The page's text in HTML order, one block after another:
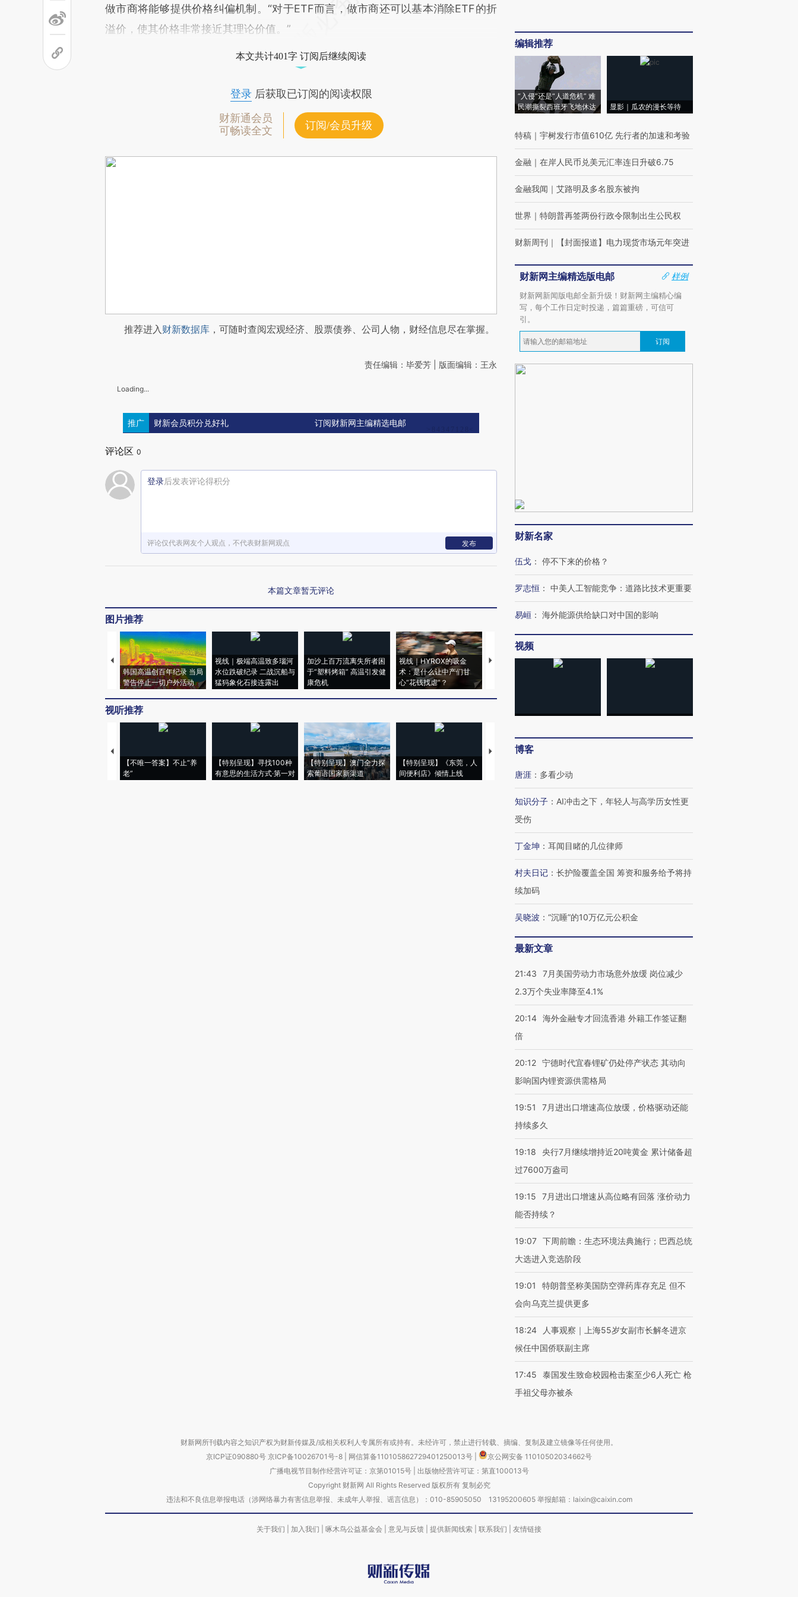
做市商将能够提供价格纠偏机制。“对于ETF而言，做市商还可以基本消除ETF的折
溢价，使其价格非常接近其理论价值。”
本文共计401字 订阅后继续阅读
登录后获取已订阅的阅读权限
财新通会员
可畅读全文
订阅/会员升级
推荐进入财新数据库 ，可随时查阅宏观经济、股票债券、公司人物，财经信息尽在掌握。
责任编辑：毕爱芳 | 版面编辑：王永
Loading...
推广 财新会员积分兑好礼 订阅财新网主编精选电邮
评论区 0
登录后发表评论得积分
评论仅代表网友个人观点，不代表财新网观点 发布
本篇文章暂无评论
图片推荐
韩国高温创百年纪录 当局
警告停止一切户外活动
视线｜极端高温致多瑙河
水位跌破纪录 二战沉船与
猛犸象化石接连露出
加沙上百万流离失所者困
于“塑料烤箱” 高温引发健
康危机
视线｜HYROX的吸金
术：是什么让中产们甘
心“花钱找虐”？
马航飞行员跨国走私7万
视线｜被称为“蟑螂”的印
视线｜“入侵”还是“人道危
视听推荐
【不唯一答案】不止“养
老”
【特别呈现】寻找100种
有意思的生活方式·第一对
【特别呈现】澳门全力探
索葡语国家新渠道
【特别呈现】《东莞，人
间便利店》倾情上线
【推广】走进第四届链博
编辑推荐
“入侵”还是“人道危机” 难
民潮撕裂西班牙飞地休达
显影｜瓜农的漫长等待
特稿 ｜ 宇树发行市值610亿 先行者的加速和考验
金融 ｜ 在岸人民币兑美元汇率连日升破6.75
金融我闻 ｜ 艾路明及多名股东被拘
世界 ｜ 特朗普再签两份行政令限制出生公民权
财新周刊 ｜ 【封面报道】电力现货市场元年突进
财新网主编精选版电邮
样例
财新网新闻版电邮全新升级！财新网主编精心编
写，每个工作日定时投递，篇篇重磅，可信可
引。
订阅
财新名家
伍戈 ： 停不下来的价格？
罗志恒 ： 中美人工智能竞争：道路比技术更重要
易峘 ： 海外能源供给缺口对中国的影响
视频
博客
唐涯 ： 多看少动
知识分子 ： AI冲击之下，年轻人与高学历女性更
受伤
丁金坤 ： 耳闻目睹的几位律师
村夫日记 ： 长护险覆盖全国 筹资和服务给予将持
续加码
吴晓波 ： “沉睡”的10万亿元公积金
最新文章
21:43
7月美国劳动力市场意外放缓 岗位减少
2.3万个失业率降至4.1%
20:14 海外金融专才回流香港 外籍工作签证翻
倍
20:12 宁德时代宜春锂矿仍处停产状态 其动向
影响国内锂资源供需格局
19:51
7月进出口增速高位放缓，价格驱动还能
持续多久
19:18
央行7月继续增持近20吨黄金 累计储备超
过7600万盎司
19:15
7月进出口增速从高位略有回落 涨价动力
能否持续？
19:07 下周前瞻：生态环境法典施行；巴西总统
大选进入竞选阶段
19:01
特朗普坚称美国防空弹药库存充足 但不
会向乌克兰提供更多
18:24
人事观察｜上海55岁女副市长解冬进京
候任中国侨联副主席
17:45
泰国发生致命校园枪击案至少6人死亡 枪
手祖父母亦被杀
财新网所刊载内容之知识产权为财新传媒及/或相关权利人专属所有或持有。未经许可，禁止进行转载、摘编、复制及建立镜像等任何使用。
京ICP证090880号 京ICP备10026701号-8 网信算备110105862729401250013号
京公网安备 11010502034662号
广播电视节目制作经营许可证：京第01015号| 出版物经营许可证：第直100013号
Copyright 财新网 All Rights Reserved 版权所有 复制必究
违法和不良信息举报电话（涉网络暴力有害信息举报、未成年人举报、谣言信息）：010-85905050 13195200605 举报邮箱：laixin@caixin.com
关于我们 加入我们 啄木鸟公益基金会 意见与反馈 提供新闻线索 联系我们 友情链接